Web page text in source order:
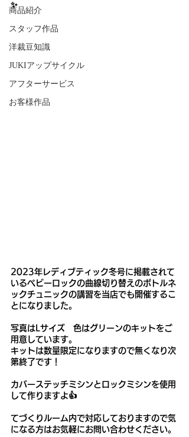
商品紹介
スタッフ作品
洋裁豆知識
JUKIアップサイクル
アフターサービス
お客様作品
✨
2023年レディブティック冬号に掲載されて
いるベビーロックの曲線切り替えのボトルネ
ックチュニックの講習を当店でも開催するこ
とになりました。
写真はLサイズ　色はグリーンのキットをご
用意しています。
キットは数量限定になりますので無くなり次
第終了です！
カバーステッチミシンとロックミシンを使用
して作りますよ👍
てづくりルーム内で対応しておりますので気
になる方はお気軽にお問い合わせください。